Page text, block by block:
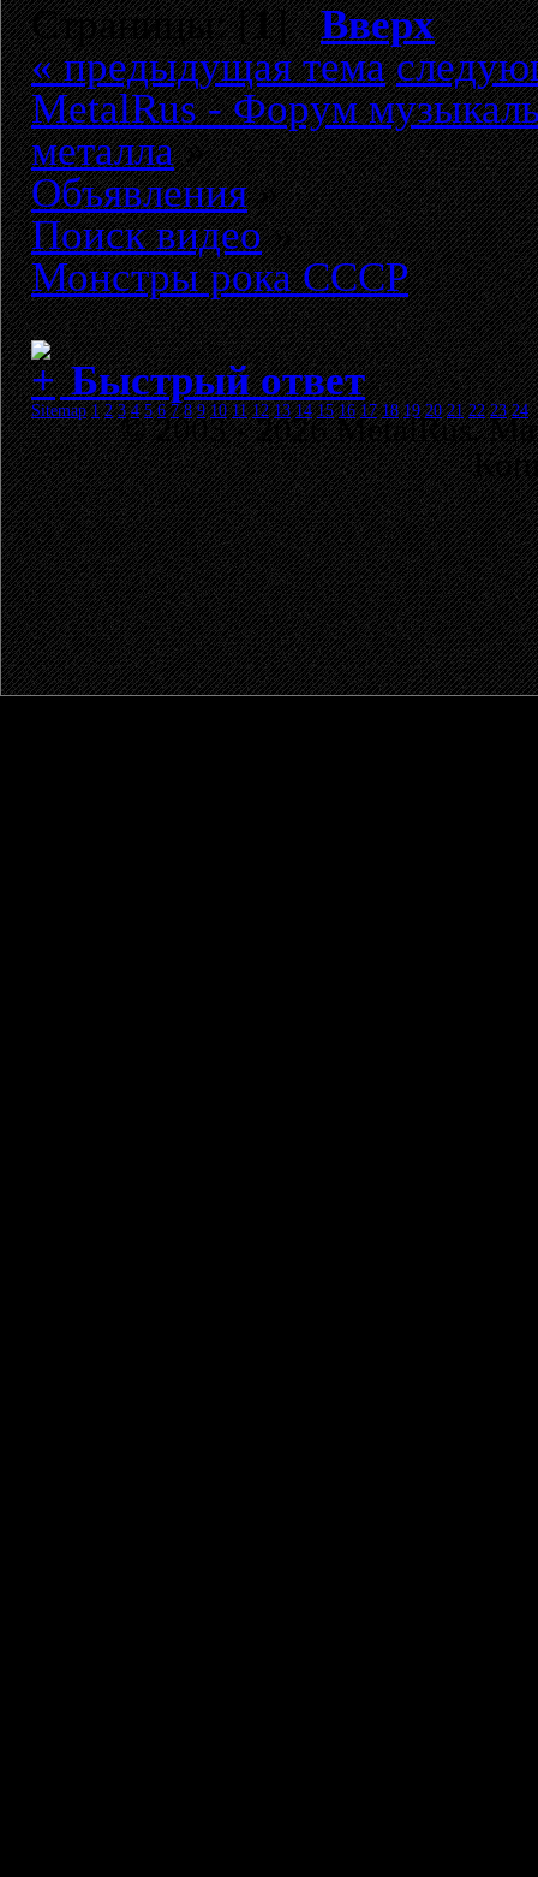
Страницы: [1]Вверх
« предыдущая тема
MetalRus - Форум
металла»
Объявления»
Поиск видео»
Монстры рока СССР
Быстрый ответ
Sitemap 1 2 3 4 5 6 7 8 9 10 11 12 13 14 15 16 17 18 19 20 21 22 23 24
© 2003 - 2026 MetalRus.